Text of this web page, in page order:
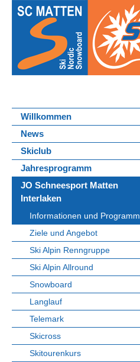
Willkommen
News
Skiclub
Jahresprogramm
JO Schneesport Matten
Interlaken
Informationen und Programm
Ziele und Angebot
Ski Alpin Renngruppe
Ski Alpin Allround
Snowboard
Langlauf
Telemark
Skicross
Skitourenkurs